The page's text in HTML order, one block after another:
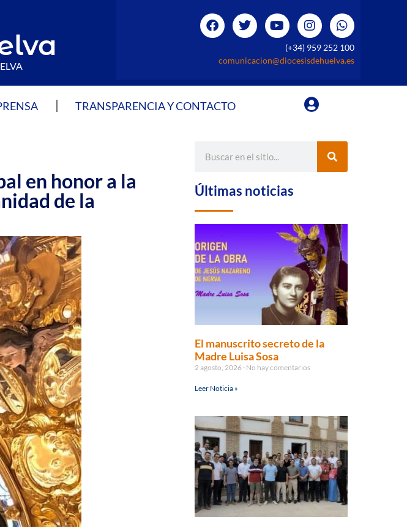
(+34) 959 252 100
comunicacion@diocesisdehuelva.es
TRANSPARENCIA Y CONTACTO
en honor a la
de la
Últimas noticias
El manuscrito secreto de la
Madre Luisa Sosa
2 agosto, 2026 No hay comentarios
Leer Noticia »